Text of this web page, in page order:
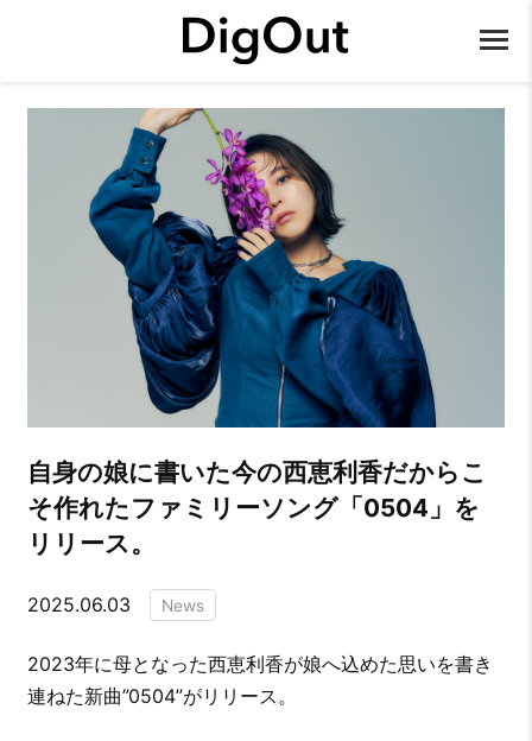
⾃⾝の娘に書いた今の⻄恵利⾹だからこ
そ作れたファミリーソング「0504」を
リリース。
2025.06.03 News
2023年に⺟となった⻄恵利⾹が娘へ込めた思いを書き
連ねた新曲”0504”がリリース。